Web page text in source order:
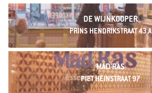
DE WIJNKOOPER
PRINS HENDRIKSTRAAT 43 A
MAD'RAS
PIET HEINSTRAAT 97